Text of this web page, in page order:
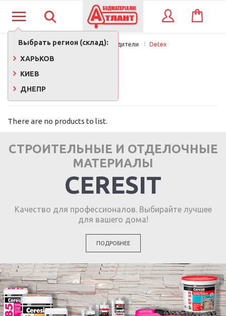
Выбрать регион (склад):
ХАРЬКОВ
КИЕВ
ДНЕПР
КОРЗИНА
Главная Производители Detex
DETEX
There are no products to list.
СТРОИТЕЛЬНЫЕ И ОТДЕЛОЧНЫЕ
МАТЕРИАЛЫ
CERESIT
Качество для профессионалов. Выбирайте лучшее
для вашего дома!
ПОДРОБНЕЕ